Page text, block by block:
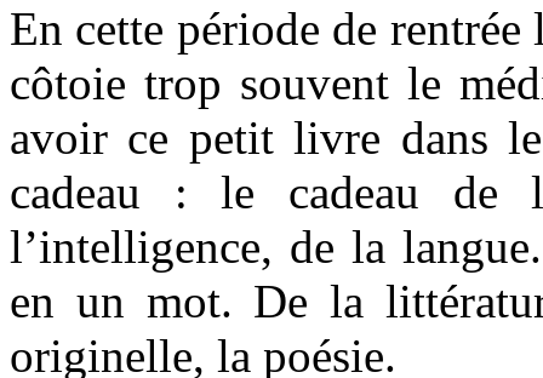
En cette période de
côtoie trop souvent le
avoir ce petit livre dans
cadeau : le cadeau de
l’intelligence, de la
en un mot. De la
originelle, la poésie.